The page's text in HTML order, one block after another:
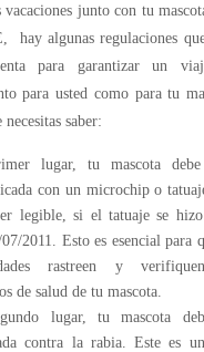
vacaciones junto con tu
hay algunas regulaciones
para garantizar un
para usted como para tu
saber:
lugar, tu mascota debe
con un microchip o
legible, si el tatuaje se hizo
2011. Esto es esencial para
rastreen y
de salud de tu mascota.
lugar, tu mascota
contra la rabia. Este es